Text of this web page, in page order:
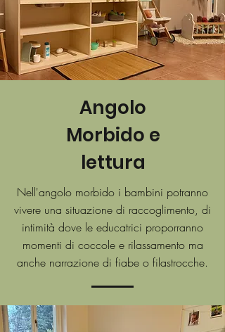
Angolo
Morbido e
lettura
Nell'angolo morbido i bambini potranno
vivere una situazione di raccoglimento, di
intimità dove le educatrici proporranno
momenti di coccole e rilassamento ma
anche narrazione di fiabe o filastrocche.